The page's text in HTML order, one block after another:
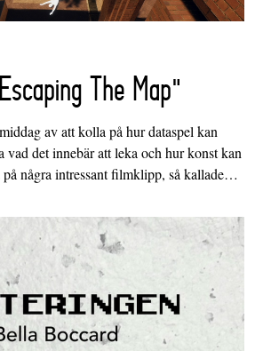
The Map"
av att kolla på hur dataspel kan
vad det innebär att leka och hur konst kan
några intressant filmklipp, så kallade…